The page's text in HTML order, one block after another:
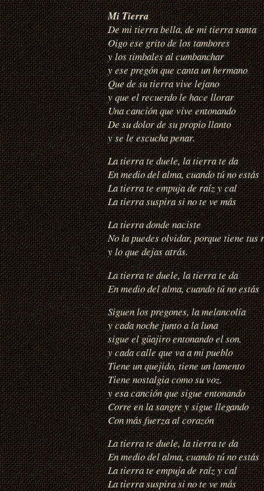
Mi Tierra
De mi tierra bella, de mi tierra santa
Oigo ese grito de los tambores
y los timbales al cumbanchar
y ese pregón que canta un hermano
Que de su tierra vive lejano
y que el recuerdo le hace llorar
Una canción que vive entonando
De su dolor de su propio llanto
y se le escucha penar.
La tierra te duele, la tierra te da
En medio del alma, cuando tú no estás
La tierra te empuja de raíz y cal
La tierra suspira si no te ve más
La tierra donde naciste
No la puedes olvidar, porque tiene tus
y lo que dejas atrás.
La tierra te duele, la tierra te da
En medio del alma, cuando tú no estás
Siguen los pregones, la melancolía
y cada noche junto a la luna
sigue el güajiro entonando el son.
y cada calle que va a mi pueblo
Tiene un quejido, tiene un lamento
Tiene nostalgia como su voz.
y esa canción que sigue entonando
Corre en la sangre y sigue llegando
Con más fuerza al corazón
La tierra te duele, la tierra te da
En medio del alma, cuando tú no estás
La tierra te empuja de raíz y cal
La tierra suspira si no te ve más